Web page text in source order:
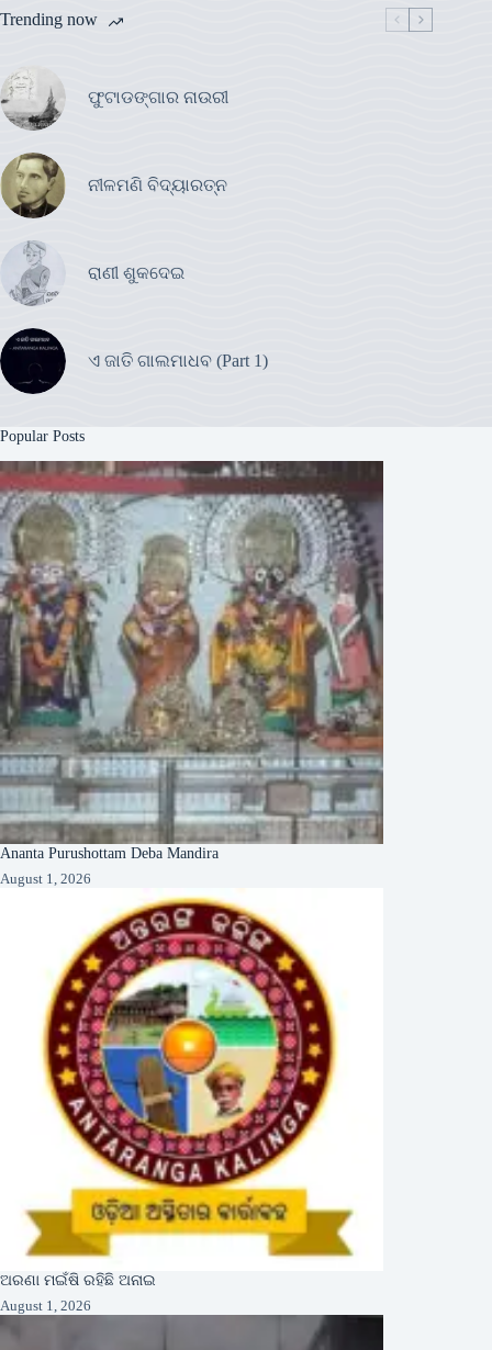
Trending now
ଫୁଟାଡଙ୍ଗାର ନାଉରୀ
ନୀଳମଣି ବିଦ୍ୟାରତ୍ନ
ରାଣୀ ଶୁକଦେଇ
ଏ ଜାତି ଗାଲମାଧବ (Part 1)
Popular Posts
Ananta Purushottam Deba Mandira
August 1, 2026
ଅରଣା ମଇଁଷି ରହିଛି ଅନାଇ
August 1, 2026